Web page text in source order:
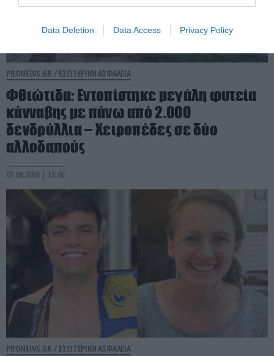
Data Deletion Data Access Privacy Policy
PRONEWS.GR / ΕΣΩΤΕΡΙΚΗ ΑΣΦΑΛΕΙΑ
Φθιώτιδα: Εντοπίστηκε μεγάλη φυτεία
κάνναβης με πάνω από 2.000
δενδρύλλια – Xειροπέδες σε δύο
αλλοδαπούς
07.08.2026 | 13:06
PRONEWS.GR / ΕΣΩΤΕΡΙΚΗ ΑΣΦΑΛΕΙΑ